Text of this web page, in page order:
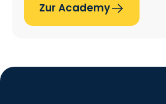
Zur Academy